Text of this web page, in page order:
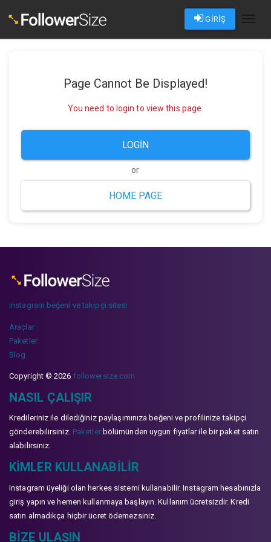
GİRİŞ
Page Cannot Be Displayed!
You need to login to view this page.
LOGIN
or
HOME PAGE
instagram beğeni ve takipçi sitesi
Araçlar
Paketler
Blog
Copyright © 2026 followersize.com
NASIL ÇALIŞIR
Kredileriniz ile dilediğiniz paylaşımınıza beğeni ve profilinize takipçi
gönderebilirsiniz. Paketlerbölümünden uygun fiyatlar ile bir paket satın
alabilirsiniz.
KIMLER KULLANABILIR
Instagram üyeliği olan herkes sistemi kullanabilir. Instagram hesabınızla
giriş yapın ve hemen kullanmaya başlayın. Kullanım ücretsizdir. Kredi
satın almadıkça hiçbir ücret ödemezsiniz.
BIZE ULAŞIN